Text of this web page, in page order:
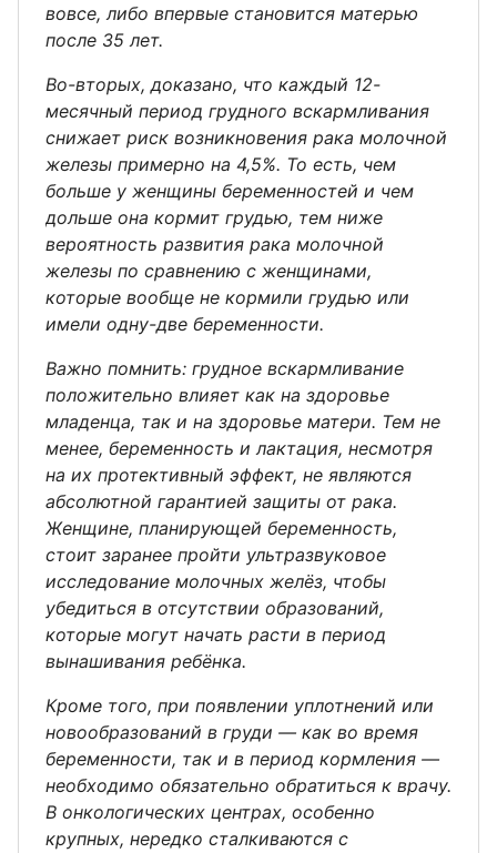
вовсе, либо впервые становится матерью
после 35 лет.
Во-вторых, доказано, что каждый 12-
месячный период грудного вскармливания
снижает риск возникновения рака молочной
железы примерно на 4,5%. То есть, чем
больше у женщины беременностей и чем
дольше она кормит грудью, тем ниже
вероятность развития рака молочной
железы по сравнению с женщинами,
которые вообще не кормили грудью или
имели одну-две беременности.
Важно помнить: грудное вскармливание
положительно влияет как на здоровье
младенца, так и на здоровье матери. Тем не
менее, беременность и лактация, несмотря
на их протективный эффект, не являются
абсолютной гарантией защиты от рака.
Женщине, планирующей беременность,
стоит заранее пройти ультразвуковое
исследование молочных желёз, чтобы
убедиться в отсутствии образований,
которые могут начать расти в период
вынашивания ребёнка.
Кроме того, при появлении уплотнений или
новообразований в груди — как во время
беременности, так и в период кормления —
необходимо обязательно обратиться к врачу.
В онкологических центрах, особенно
крупных, нередко сталкиваются с